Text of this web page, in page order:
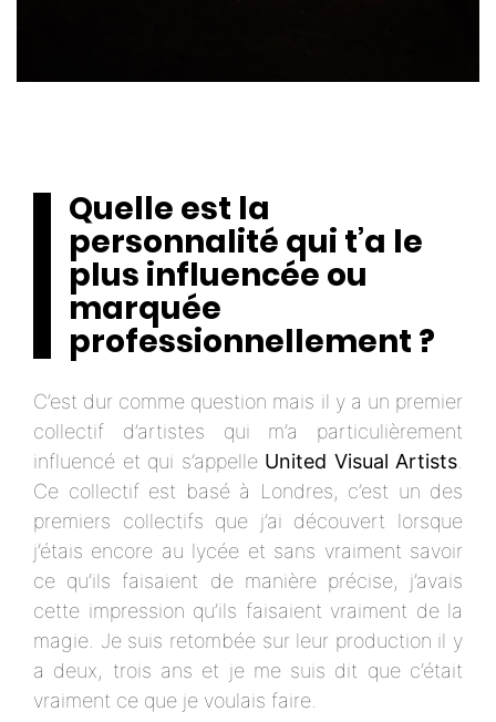
Quelle est la
personnalité qui t’a le
plus influencée ou
marquée
professionnellement ?
C’est dur comme question mais il y a un premier
collectif d’artistes qui m’a particulièrement
influencé et qui s’appelle United Visual Artists
Ce collectif est basé à Londres, c’est un des
premiers collectifs que j’ai découvert lorsque
j’étais encore au lycée et sans vraiment savoir
ce qu’ils faisaient de manière précise, j’avais
cette impression qu’ils faisaient vraiment de la
magie. Je suis retombée sur leur production il y
a deux, trois ans et je me suis dit que c’était
vraiment ce que je voulais faire.